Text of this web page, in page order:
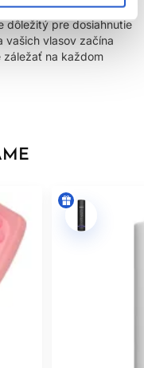
umývanie vlasov
dôležitý pre dosiahnutie
vašich vlasov začína
záležať na každom